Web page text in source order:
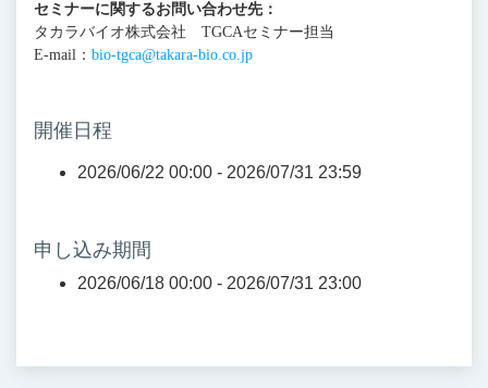
セミナーに関するお問い合わせ先：
タカラバイオ株式会社 TGCAセミナー担当
E-mail： bio-tgca@takara-bio.co.jp
開催日程
2026/06/22 00:00 - 2026/07/31 23:59
申し込み期間
2026/06/18 00:00 - 2026/07/31 23:00